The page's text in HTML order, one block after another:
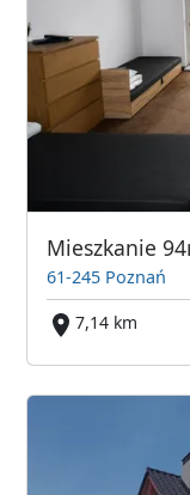
61-245 Poznań
7,14 km